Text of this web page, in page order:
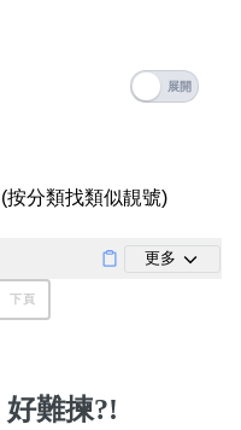
五行
(按分類找類似靚號)
更多
下頁
好難揀?!